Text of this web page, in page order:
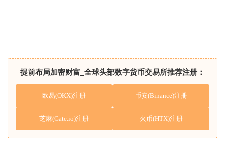
提前布局加密财富_全球头部数字货币交易所推荐注册：
欧易(OKX)注册 币安(Binance)注册
芝麻(Gate.io)注册 火币(HTX)注册